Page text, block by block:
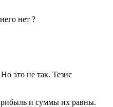
нет ?
это не так. Тезис
и суммы их равны.